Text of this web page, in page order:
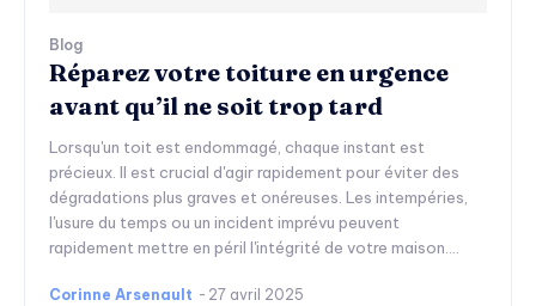
Blog
Réparez votre toiture en urgence
avant qu’il ne soit trop tard
Lorsqu'un toit est endommagé, chaque instant est
précieux. Il est crucial d'agir rapidement pour éviter des
dégradations plus graves et onéreuses. Les intempéries,
l'usure du temps ou un incident imprévu peuvent
rapidement mettre en péril l'intégrité de votre maison....
Corinne Arsenault - 27 avril 2025